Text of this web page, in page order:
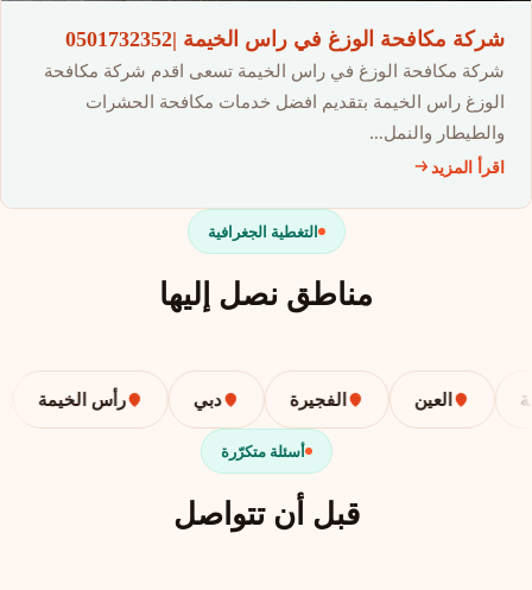
شركة مكافحة الوزغ في راس الخيمة |0501732352
شركة مكافحة الوزغ في راس الخيمة تسعى اقدم شركة مكافحة
الوزغ راس الخيمة بتقديم افضل خدمات مكافحة الحشرات
والطيطار والنمل…
اقرأ المزيد
التغطية الجغرافية
مناطق نصل إليها
العين الفجيرة دبي رأس الخيمة
أسئلة متكرّرة
قبل أن تتواصل